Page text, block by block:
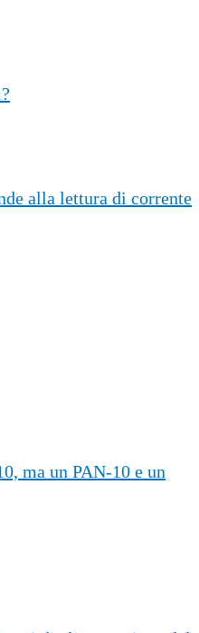
alla lettura di corrente
ma un PAN-10 e un